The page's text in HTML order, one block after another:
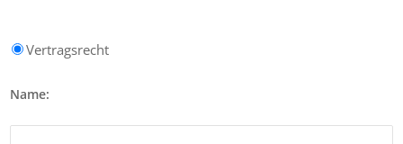
Vertragsrecht
Name: